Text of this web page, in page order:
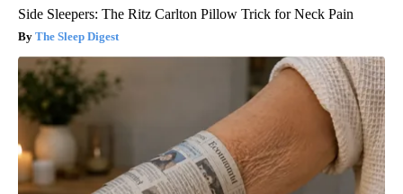
Side Sleepers: The Ritz Carlton Pillow Trick for Neck Pain
The Sleep Digest